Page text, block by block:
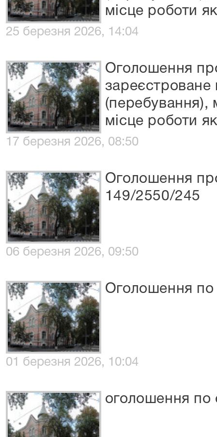
місце роботи
25 березня 2026, 14:04
Оголошення
(перебування),
місце роботи
17 березня 2026, 08:50
Оголошення
149/2550/245
06 березня 2026, 09:50
Оголошення
01 березня 2026, 10:04
оголошення